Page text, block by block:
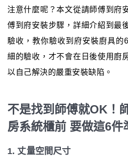
注意什麼呢？本文從請師傅到府
傅到府安裝步驟，詳細介紹到最
驗收，教你驗收到府安裝廚具的
細的驗收，才不會在日後使用廚
以自己解決的嚴重安裝缺陷。
不是找到師傅就OK！
房系統櫃前 要做這6件
1. 丈量空間尺寸